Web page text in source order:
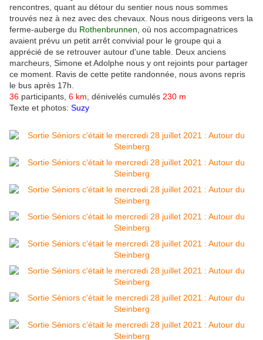
rencontres, quant au détour du sentier nous nous sommes
trouvés nez à nez avec des chevaux. Nous nous dirigeons vers la
ferme-auberge du Rothenbrunnen , où nos accompagnatrices
avaient prévu un petit arrêt convivial pour le groupe qui a
apprécié de se retrouver autour d'une table. Deux anciens
marcheurs, Simone et Adolphe nous y ont rejoints pour partager
ce moment. Ravis de cette petite randonnée, nous avons repris
le bus après 17h.
36 participants, 6 km , dénivelés cumulés 230 m
Texte et photos: Suzy